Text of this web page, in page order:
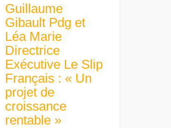
Guillaume
Gibault Pdg et
Léa Marie
Directrice
Exécutive Le Slip
Français : « Un
projet de
croissance
rentable »